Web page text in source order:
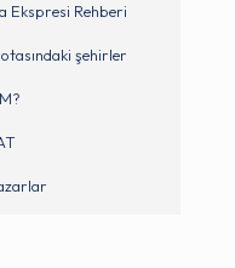
Ekspresi Rehberi
şehirler